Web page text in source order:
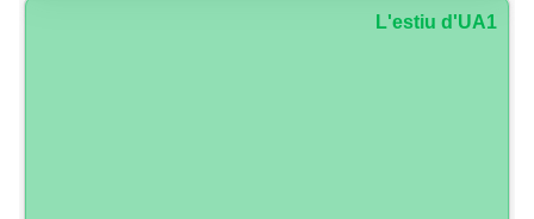
L'estiu d'UA1